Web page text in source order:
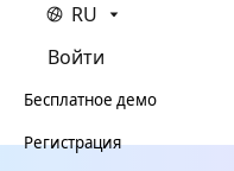
RU
Войти
Бесплатное демо
Регистрация